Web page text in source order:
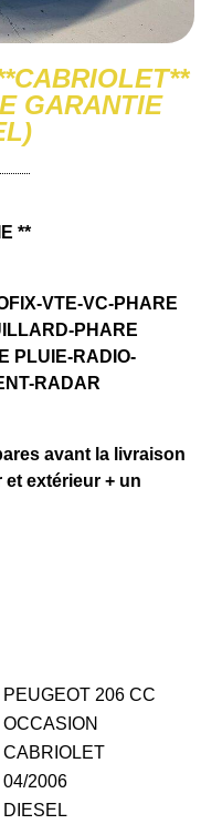
GARANTIE
**
VTE-VC-PHARE
PHARE
PLUIE-RADIO-
RADAR
avant la livraison
et extérieur + un
PEUGEOT 206 CC
OCCASION
CABRIOLET
04/2006
DIESEL